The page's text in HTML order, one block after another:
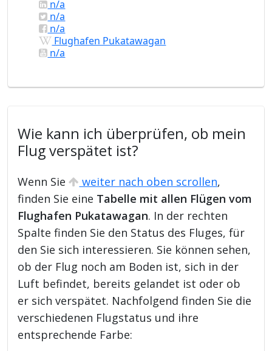
n/a
n/a
n/a
Flughafen Pukatawagan
n/a
Wie kann ich überprüfen, ob mein
Flug verspätet ist?
Wenn Sie weiter nach oben scrollen,
finden Sie eine Tabelle mit allen Flügen vom
Flughafen Pukatawagan. In der rechten
Spalte finden Sie den Status des Fluges, für
den Sie sich interessieren. Sie können sehen,
ob der Flug noch am Boden ist, sich in der
Luft befindet, bereits gelandet ist oder ob
er sich verspätet. Nachfolgend finden Sie die
verschiedenen Flugstatus und ihre
entsprechende Farbe: